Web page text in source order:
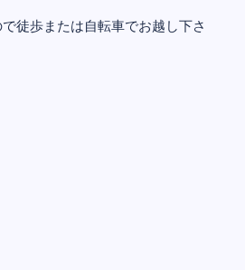
徒歩または自転車でお越し下さ